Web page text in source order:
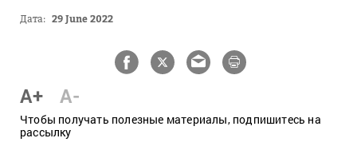
Дата: 29 June 2022
A+ A-
Чтобы получать полезные материалы, подпишитесь на
рассылку